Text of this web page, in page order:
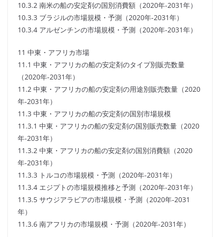
10.3.2 南米の船の安定剤の国別消費額（2020年-2031年）
10.3.3 ブラジルの市場規模・予測（2020年-2031年）
10.3.4 アルゼンチンの市場規模・予測（2020年-2031年）
11 中東・アフリカ市場
11.1 中東・アフリカの船の安定剤のタイプ別販売数量
（2020年-2031年）
11.2 中東・アフリカの船の安定剤の用途別販売数量（2020
年-2031年）
11.3 中東・アフリカの船の安定剤の国別市場規模
11.3.1 中東・アフリカの船の安定剤の国別販売数量（2020
年-2031年）
11.3.2 中東・アフリカの船の安定剤の国別消費額（2020
年-2031年）
11.3.3 トルコの市場規模・予測（2020年-2031年）
11.3.4 エジプトの市場規模推移と予測（2020年-2031年）
11.3.5 サウジアラビアの市場規模・予測（2020年-2031
年）
11.3.6 南アフリカの市場規模・予測（2020年-2031年）